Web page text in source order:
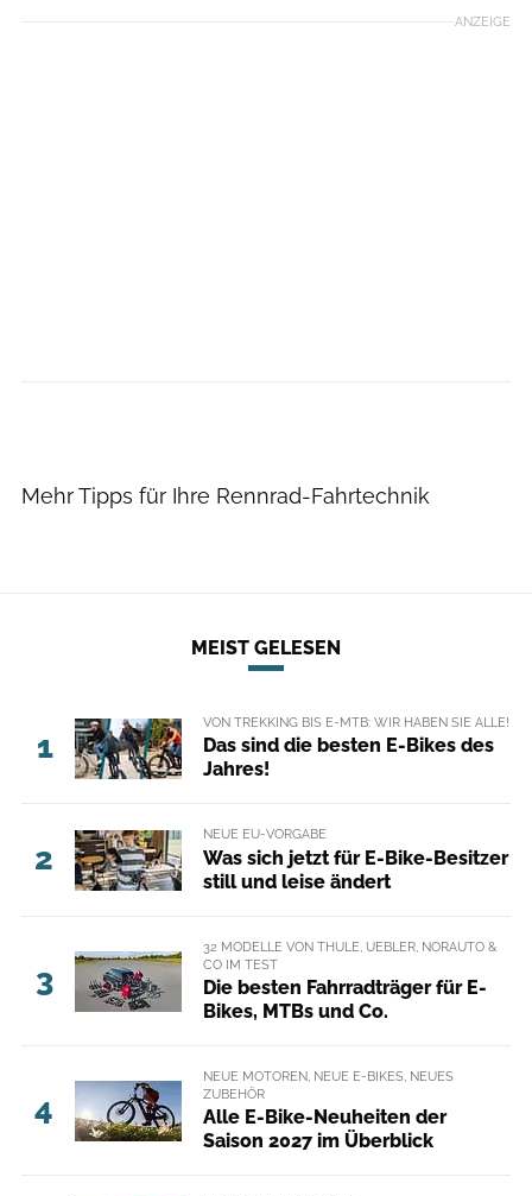
ANZEIGE
Mehr Tipps für Ihre Rennrad-Fahrtechnik
MEIST GELESEN
1
VON TREKKING BIS E-MTB: WIR HABEN SIE ALLE!
Das sind die besten E-Bikes des
Jahres!
2
NEUE EU-VORGABE
Was sich jetzt für E-Bike-Besitzer
still und leise ändert
3
32 MODELLE VON THULE, UEBLER, NORAUTO &
CO IM TEST
Die besten Fahrradträger für E-
Bikes, MTBs und Co.
4
NEUE MOTOREN, NEUE E-BIKES, NEUES
ZUBEHÖR
Alle E-Bike-Neuheiten der
Saison 2027 im Überblick